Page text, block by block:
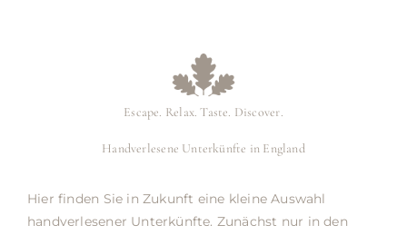
Escape. Relax. Taste. Discover.
Handverlesene Unterkünfte in England
Hier finden Sie in Zukunft eine kleine Auswahl
handverlesener Unterkünfte. Zunächst nur in den